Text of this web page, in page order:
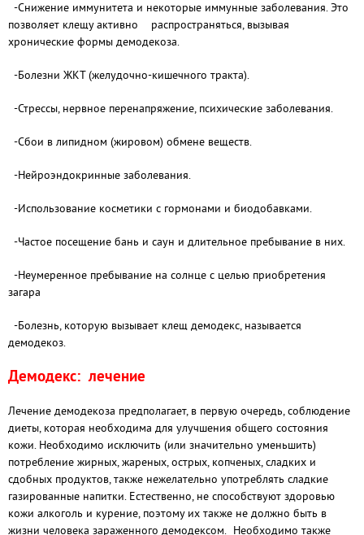
-Снижение иммунитета и некоторые иммунные заболевания. Это
позволяет клещу активно распространяться, вызывая
хронические формы демодекоза.
-Болезни ЖКТ (желудочно-кишечного тракта).
-Стрессы, нервное перенапряжение, психические заболевания.
-Сбои в липидном (жировом) обмене веществ.
-Нейроэндокринные заболевания.
-Использование косметики с гормонами и биодобавками.
-Частое посещение бань и саун и длительное пребывание в них.
-Неумеренное пребывание на солнце с целью приобретения
загара
-Болезнь, которую вызывает клещ демодекс, называется
демодекоз.
Демодекс: лечение
Лечение демодекоза предполагает, в первую очередь, соблюдение
диеты, которая необходима для улучшения общего состояния
кожи. Необходимо исключить (или значительно уменьшить)
потребление жирных, жареных, острых, копченых, сладких и
сдобных продуктов, также нежелательно употреблять сладкие
газированные напитки. Естественно, не способствуют здоровью
кожи алкоголь и курение, поэтому их также не должно быть в
жизни человека зараженного демодексом. Необходимо также